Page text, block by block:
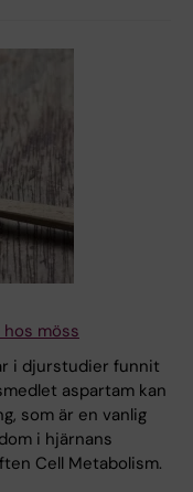
hos möss
i djurstudier funnit
aspartam kan
som är en vanlig
i hjärnans
Cell Metabolism.